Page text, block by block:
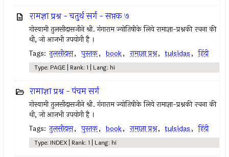
रामज्ञा प्रश्न - चतुर्थ सर्ग - सप्तक ७
गोस्वामी तुलसीदासजीने श्री. गंगाराम ज्योतिषीके लिये रामाज्ञा-प्रश्नकी रचना की
थी, जो आजभी उपयोगी है ।
Tags: तुलसीदास, पुस्तक, book, रामाज्ञा प्रश्न, tulsidas, हिंदी
Type: PAGE | Rank: 1 | Lang: hi
रामाज्ञा प्रश्न - पंचम सर्ग
गोस्वामी तुलसीदासजीने श्री. गंगाराम ज्योतिषीके लिये रामाज्ञा-प्रश्नकी रचना की
थी, जो आजभी उपयोगी है ।
Tags: तुलसीदास, पुस्तक, book, रामाज्ञा प्रश्न, tulsidas, हिंदी
Type: INDEX | Rank: 1 | Lang: hi